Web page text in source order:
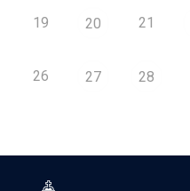
19 20 21
26 27 28